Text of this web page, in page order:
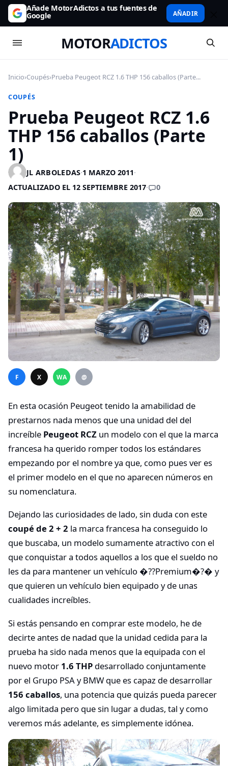
Añade MotorAdictos a tus fuentes de
Google AÑADIR
MOTORADICTOS
Inicio›Coupés›Prueba Peugeot RCZ 1.6 THP 156 caballos (Parte...
COUPÉS
Prueba Peugeot RCZ 1.6
THP 156 caballos (Parte
1)
JL ARBOLEDAS·1 MARZO 2011·
ACTUALIZADO EL 12 SEPTIEMBRE 2017· 0
F X WA @
En esta ocasión Peugeot tenido la amabilidad de
prestarnos nada menos que una unidad del del
increíble Peugeot RCZ un modelo con el que la marca
francesa ha querido romper todos los estándares
empezando por el nombre ya que, como pues ver es
el primer modelo en el que no aparecen números en
su nomenclatura.
Dejando las curiosidades de lado, sin duda con este
coupé de 2 + 2 la marca francesa ha conseguido lo
que buscaba, un modelo sumamente atractivo con el
que conquistar a todos aquellos a los que el sueldo no
les da para mantener un vehículo �??Premium�?� y
que quieren un vehículo bien equipado y de unas
cualidades increíbles.
Si estás pensando en comprar este modelo, he de
decirte antes de nadad que la unidad cedida para la
prueba ha sido nada menos que la equipada con el
nuevo motor 1.6 THP desarrollado conjuntamente
por el Grupo PSA y BMW que es capaz de desarrollar
156 caballos, una potencia que quizás pueda parecer
algo limitada pero que sin lugar a dudas, tal y como
veremos más adelante, es simplemente idónea.